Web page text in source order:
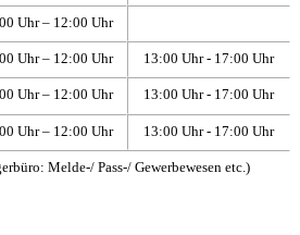
Uhr – 12:00 Uhr
Uhr – 12:00 Uhr 13:00 Uhr - 17:00 Uhr
Uhr – 12:00 Uhr 13:00 Uhr - 17:00 Uhr
Uhr – 12:00 Uhr 13:00 Uhr - 17:00 Uhr
Melde-/ Pass-/ Gewerbewesen etc.)